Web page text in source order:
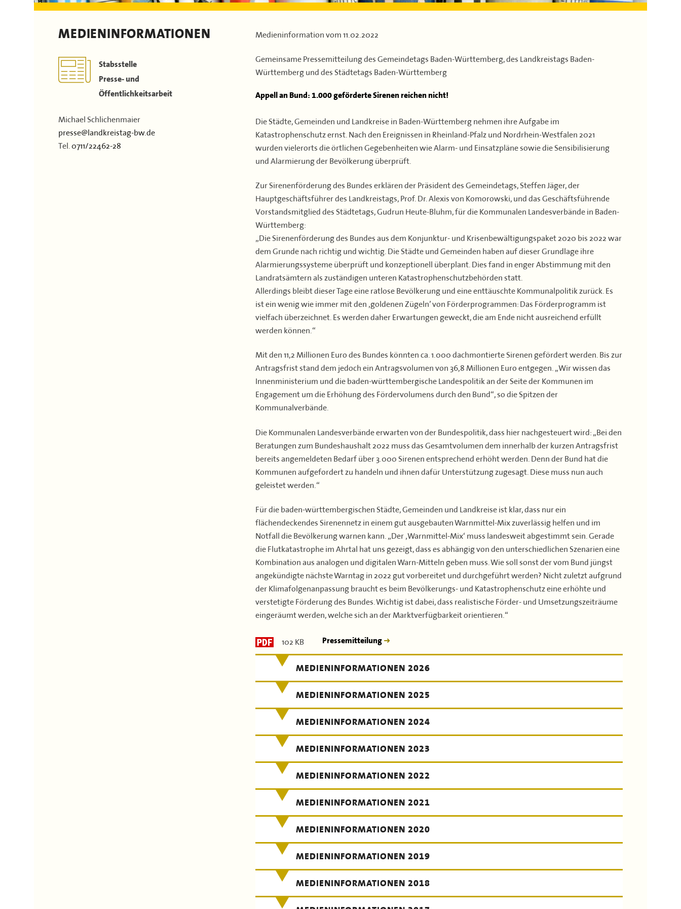
Kontakt
43. Landkreisversammlung
Flächen & Einwohner
MEDIENINFORMATIONEN
Stabsstelle
Presse- und
Öffentlichkeitsarbeit
Michael Schlichenmaier
presse@landkreistag-bw.de
Tel.0711/22462-28
Medieninformation vom11.02.2022
Gemeinsame Pressemitteilung des Gemeindetags Baden-Württemberg, des Landkreistags Baden-
Württemberg und des Städtetags Baden-Württemberg
Appell an Bund: 1.000 geförderte Sirenen reichen nicht!
Die Städte, Gemeinden und Landkreise in Baden-Württemberg nehmen ihre Aufgabe im
Katastrophenschutz ernst. Nach den Ereignissen in Rheinland-Pfalz und Nordrhein-Westfalen 2021
wurden vielerorts die örtlichen Gegebenheiten wie Alarm- und Einsatzpläne sowie die Sensibilisierung
und Alarmierung der Bevölkerung überprüft.
Zur Sirenenförderung des Bundes erklären der Präsident des Gemeindetags, Steffen Jäger, der
Hauptgeschäftsführer des Landkreistags, Prof. Dr. Alexis von Komorowski, und das Geschäftsführende
Vorstandsmitglied des Städtetags, Gudrun Heute-Bluhm, für die Kommunalen Landesverbände in Baden-
Württemberg:
„Die Sirenenförderung des Bundes aus dem Konjunktur- und Krisenbewältigungspaket 2020 bis 2022 war
dem Grunde nach richtig und wichtig. Die Städte und Gemeinden haben auf dieser Grundlage ihre
Alarmierungssysteme überprüft und konzeptionell überplant. Dies fand in enger Abstimmung mit den
Landratsämtern als zuständigen unteren Katastrophenschutzbehörden statt.
Allerdings bleibt dieser Tage eine ratlose Bevölkerung und eine enttäuschte Kommunalpolitik zurück. Es
ist ein wenig wie immer mit den ‚goldenen Zügeln’ von Förderprogrammen: Das Förderprogramm ist
vielfach überzeichnet. Es werden daher Erwartungen geweckt, die am Ende nicht ausreichend erfüllt
werden können.“
Mit den 11,2 Millionen Euro des Bundes könnten ca. 1.000 dachmontierte Sirenen gefördert werden. Bis zur
Antragsfrist stand dem jedoch ein Antragsvolumen von 36,8 Millionen Euro entgegen. „Wir wissen das
Innenministerium und die baden-württembergische Landespolitik an der Seite der Kommunen im
Engagement um die Erhöhung des Fördervolumens durch den Bund“, so die Spitzen der
Kommunalverbände.
Die Kommunalen Landesverbände erwarten von der Bundespolitik, dass hier nachgesteuert wird: „Bei den
Beratungen zum Bundeshaushalt 2022 muss das Gesamtvolumen dem innerhalb der kurzen Antragsfrist
bereits angemeldeten Bedarf über 3.000 Sirenen entsprechend erhöht werden. Denn der Bund hat die
Kommunen aufgefordert zu handeln und ihnen dafür Unterstützung zugesagt. Diese muss nun auch
geleistet werden.“
Für die baden-württembergischen Städte, Gemeinden und Landkreise ist klar, dass nur ein
flächendeckendes Sirenennetz in einem gut ausgebauten Warnmittel-Mix zuverlässig helfen und im
Notfall die Bevölkerung warnen kann. „Der ‚Warnmittel-Mix‘ muss landesweit abgestimmt sein. Gerade
die Flutkatastrophe im Ahrtal hat uns gezeigt, dass es abhängig von den unterschiedlichen Szenarien eine
Kombination aus analogen und digitalen Warn-Mitteln geben muss. Wie soll sonst der vom Bund jüngst
angekündigte nächste Warntag in 2022 gut vorbereitet und durchgeführt werden? Nicht zuletzt aufgrund
der Klimafolgenanpassung braucht es beim Bevölkerungs- und Katastrophenschutz eine erhöhte und
verstetigte Förderung des Bundes. Wichtig ist dabei, dass realistische Förder- und Umsetzungszeiträume
eingeräumt werden, welche sich an der Marktverfügbarkeit orientieren.“
102 KB Pressemitteilung
MEDIENINFORMATIONEN 2026
MEDIENINFORMATIONEN 2025
MEDIENINFORMATIONEN 2024
MEDIENINFORMATIONEN 2023
MEDIENINFORMATIONEN 2022
MEDIENINFORMATIONEN 2021
MEDIENINFORMATIONEN 2020
MEDIENINFORMATIONEN 2019
MEDIENINFORMATIONEN 2018